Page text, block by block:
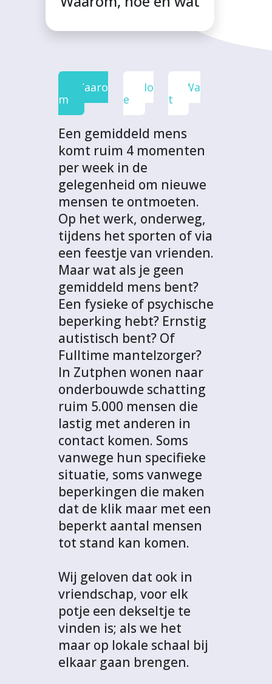
w
L
e
I
n
W
s
A
p
t
t
Waaro
m
Ho
e
Wa
t
Een gemiddeld mens
komt ruim 4 momenten
per week in de
gelegenheid om nieuwe
mensen te ontmoeten.
Op het werk, onderweg,
tijdens het sporten of via
een feestje van vrienden.
Maar wat als je geen
gemiddeld mens bent?
Een fysieke of psychische
beperking hebt? Ernstig
autistisch bent? Of
Fulltime mantelzorger?
In Zutphen wonen naar
onderbouwde schatting
ruim 5.000 mensen die
lastig met anderen in
contact komen. Soms
vanwege hun specifieke
situatie, soms vanwege
beperkingen die maken
dat de klik maar met een
beperkt aantal mensen
tot stand kan komen.
Wij geloven dat ook in
vriendschap, voor elk
potje een dekseltje te
vinden is; als we het
maar op lokale schaal bij
elkaar gaan brengen.